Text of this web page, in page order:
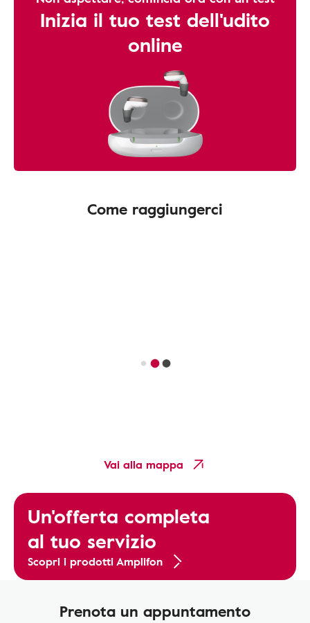
Inizia il tuo test dell'udito
online
Come raggiungerci
Vai alla mappa
Un'offerta completa
al tuo servizio
Scopri i prodotti Amplifon
Prenota un appuntamento